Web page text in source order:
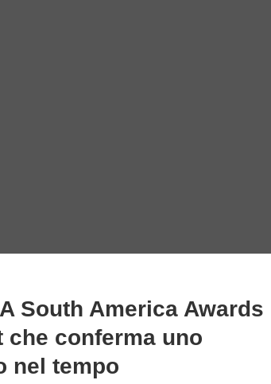
South America Awards
che conferma uno
nel tempo